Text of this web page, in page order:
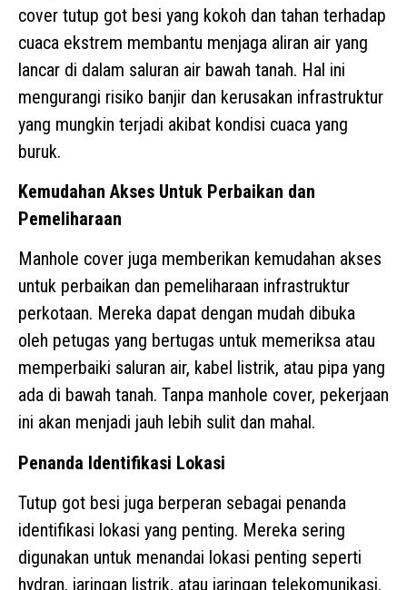
cover tutup got besi yang kokoh dan tahan terhadap
cuaca ekstrem membantu menjaga aliran air yang
lancar di dalam saluran air bawah tanah. Hal ini
mengurangi risiko banjir dan kerusakan infrastruktur
yang mungkin terjadi akibat kondisi cuaca yang
buruk.
Kemudahan Akses Untuk Perbaikan dan
Pemeliharaan
Manhole cover juga memberikan kemudahan akses
untuk perbaikan dan pemeliharaan infrastruktur
perkotaan. Mereka dapat dengan mudah dibuka
oleh petugas yang bertugas untuk memeriksa atau
memperbaiki saluran air, kabel listrik, atau pipa yang
ada di bawah tanah. Tanpa manhole cover, pekerjaan
ini akan menjadi jauh lebih sulit dan mahal.
Penanda Identifikasi Lokasi
Tutup got besi juga berperan sebagai penanda
identifikasi lokasi yang penting. Mereka sering
digunakan untuk menandai lokasi penting seperti
hydran, jaringan listrik, atau jaringan telekomunikasi.